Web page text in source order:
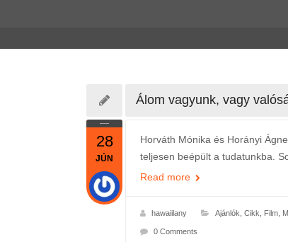
28
JÚN
Álom vagyunk, vagy
Horváth Mónika és Horányi
teljesen beépült a tudatunkba.
Read more
hawaiilany Ajánlók Cikk Film
0 Comments